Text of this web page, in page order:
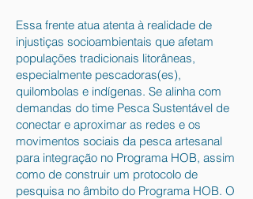
Essa frente atua atenta à realidade de
injustiças socioambientais que afetam
populações tradicionais litorâneas,
especialmente pescadoras(es),
quilombolas e indígenas. Se alinha com
demandas do time Pesca Sustentável de
conectar e aproximar as redes e os
movimentos sociais da pesca artesanal
para integração no Programa HOB, assim
como de construir um protocolo de
pesquisa no âmbito do Programa HOB. O